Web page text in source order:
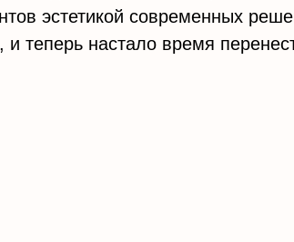
эстетикой современных
теперь настало время